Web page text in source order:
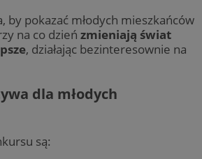
by pokazać młodych mieszkańców
na co dzień zmieniają świat
, działając bezinteresownie na
dla młodych
są: